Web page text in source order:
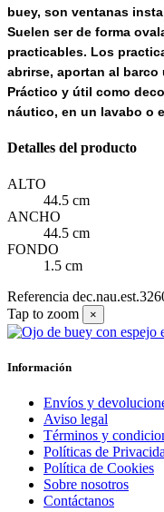
buey, son ventanas
Suelen ser de forma
practicables. Los
abrirse, aportan al
Práctico y útil como
náutico, en un lavabo o
Detalles del producto
ALTO
44.5 cm
ANCHO
44.5 cm
FONDO
1.5 cm
Referencia
Tap to zoom
×
Información
Envíos y
Aviso legal
Términos y
Políticas de
Política de Cookies
Sobre nosotros
Contáctanos